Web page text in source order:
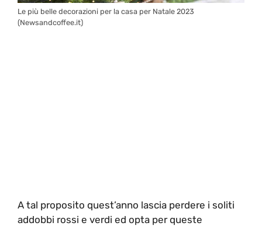
Le più belle decorazioni per la casa per Natale 2023
(Newsandcoffee.it)
A tal proposito quest’anno lascia perdere i soliti
addobbi rossi e verdi ed opta per queste